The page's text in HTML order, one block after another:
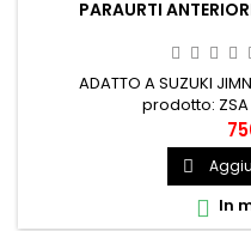
PARAURTI
ADATTO A SUZUKI
prodotto:

 In